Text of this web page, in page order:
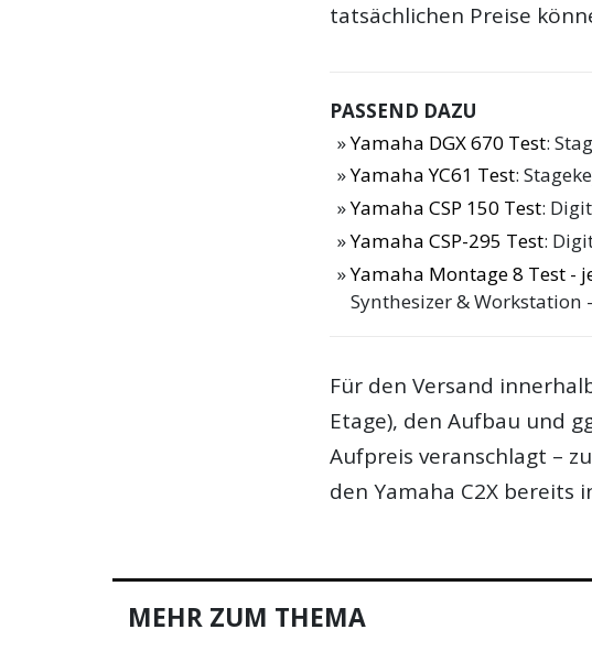
tatsächlichen Preise
PASSEND DAZU
Yamaha DGX 670 Test:
Yamaha YC61 Test:
Yamaha CSP 150 Test:
Yamaha CSP-295 Test:
Yamaha Montage 8 Test -
Synthesizer & Workstation
Für den Versand
Etage), den Aufbau und
Aufpreis veranschlagt –
den Yamaha C2X
MEHR ZUM THEMA